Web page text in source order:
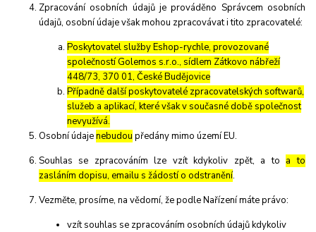
Zpracování osobních údajů je prováděno Správcem osobních
údajů, osobní údaje však mohou zpracovávat i tito zpracovatelé:
Poskytovatel služby Eshop-rychle, provozované
společností Golemos s.r.o., sídlem Zátkovo nábřeží
448/73, 370 01, České Budějovice
Případně další poskytovatelé zpracovatelských softwarů,
služeb a aplikací, které však v současné době společnost
nevyužívá.
Osobní údajenebudou předány mimo území EU.
Souhlas se zpracováním lze vzít kdykoliv zpět, a to a to
zasláním dopisu, emailu s žádostí o odstranění.
Vezměte, prosíme, na vědomí, že podle Nařízení máte právo:
vzít souhlas se zpracováním osobních údajů kdykoliv